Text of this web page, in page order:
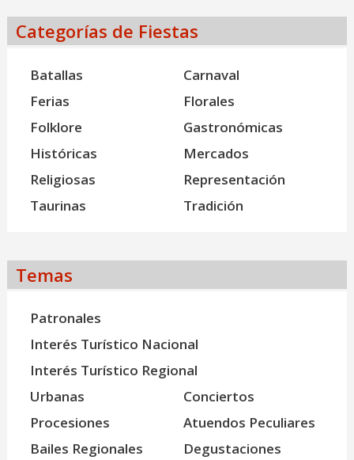
Categorías de Fiestas
Batallas
Carnaval
Ferias
Florales
Folklore
Gastronómicas
Históricas
Mercados
Religiosas
Representación
Taurinas
Tradición
Temas
Patronales
Interés Turístico Nacional
Interés Turístico Regional
Urbanas
Conciertos
Procesiones
Atuendos Peculiares
Bailes Regionales
Degustaciones